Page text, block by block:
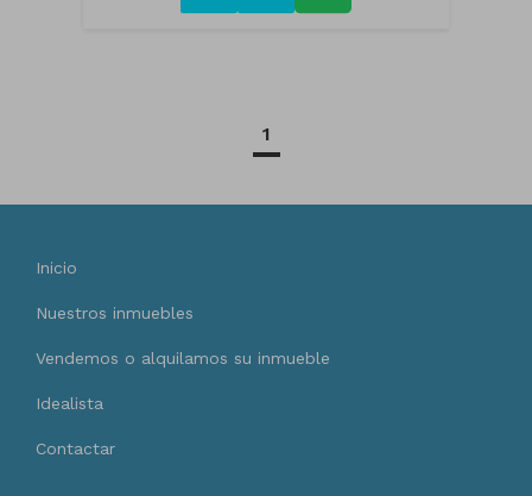
1
Inicio
Nuestros inmuebles
Vendemos o alquilamos su inmueble
Idealista
Contactar